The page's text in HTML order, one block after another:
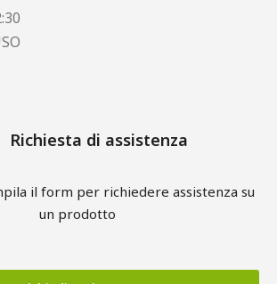
Richiesta di assistenza
il form per richiedere assistenza su
un prodotto